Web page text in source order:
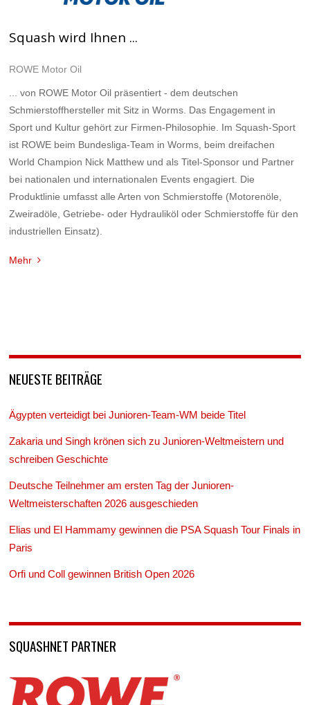
Squash wird Ihnen ...
ROWE Motor Oil
... von ROWE Motor Oil präsentiert - dem deutschen
Schmierstoffhersteller mit Sitz in Worms. Das Engagement in
Sport und Kultur gehört zur Firmen-Philosophie. Im Squash-Sport
ist ROWE beim Bundesliga-Team in Worms, beim dreifachen
World Champion Nick Matthew und als Titel-Sponsor und Partner
bei nationalen und internationalen Events engagiert. Die
Produktlinie umfasst alle Arten von Schmierstoffe (Motorenöle,
Zweiradöle, Getriebe- oder Hydrauliköl oder Schmierstoffe für den
industriellen Einsatz).
Mehr
NEUESTE BEITRÄGE
Ägypten verteidigt bei Junioren-Team-WM beide Titel
Zakaria und Singh krönen sich zu Junioren-Weltmeistern und
schreiben Geschichte
Deutsche Teilnehmer am ersten Tag der Junioren-
Weltmeisterschaften 2026 ausgeschieden
Elias und El Hammamy gewinnen die PSA Squash Tour Finals in
Paris
Orfi und Coll gewinnen British Open 2026
SQUASHNET PARTNER